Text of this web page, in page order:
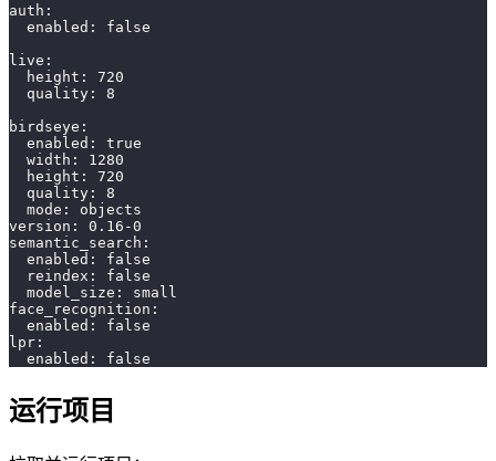
auth:
  enabled:
false
live:
  height:
720
  quality:
8
birdseye:
  enabled:
true
  width:
1280
  height:
720
  quality:
8
  mode: objects
version: 0.16 -0
semantic_search:
  enabled:
false
  reindex:
false
  model_size: small
face_recognition:
  enabled:
false
lpr:
  enabled:
false
运行项目